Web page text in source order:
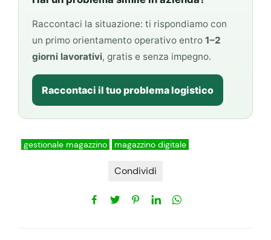
Raccontaci la situazione: ti rispondiamo con
un primo orientamento operativo entro1–2
giorni lavorativi, gratis e senza impegno.
Raccontaci il tuo problema logistico
gestionale magazzino magazzino digitale
Condividi